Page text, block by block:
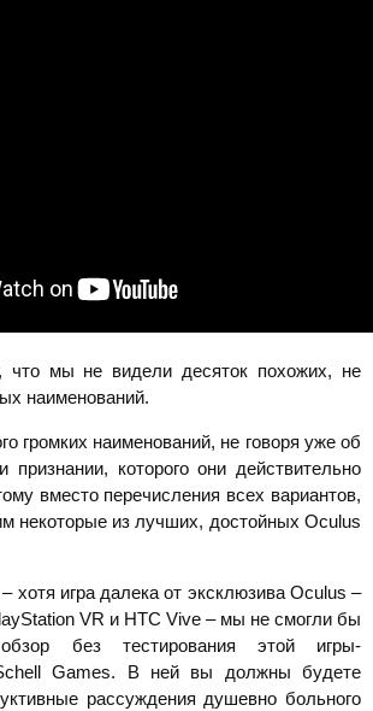
что мы не видели десяток похожих, не
наименований.
громких наименований, не говоря уже об
признании, которого они действительно
вместо перечисления всех вариантов,
некоторые из лучших, достойных Oculus
хотя игра далека от эксклюзива Oculus –
VR и HTC Vive – мы не смогли бы
без тестирования этой игры-
Games. В ней вы должны будете
рассуждения душевно больного